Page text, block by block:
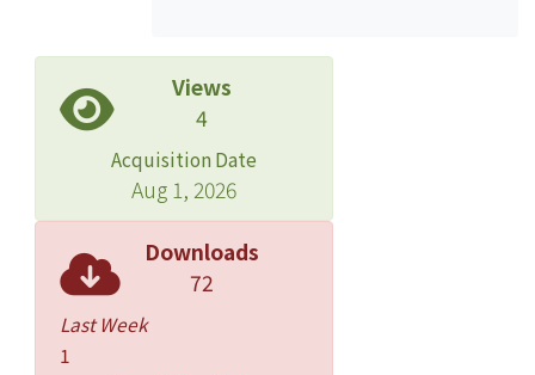
Views
4
Acquisition Date
Aug 1, 2026
Downloads
72
Last Week
1